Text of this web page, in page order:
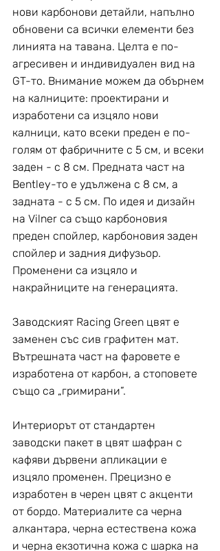
нови карбонови детайли, напълно
обновени са всички елементи без
линията на тавана. Целта е по-
агресивен и индивидуален вид на
GT-то. Внимание можем да обърнем
на калниците: проектирани и
изработени са изцяло нови
калници, като всеки преден е по-
голям от фабричните с 5 см, и всеки
заден - с 8 см. Предната част на
Bentley-то е удължена с 8 см, а
задната - с 5 см. По идея и дизайн
на Vilner са също карбоновия
преден спойлер, карбоновия заден
спойлер и задния дифузьор.
Променени са изцяло и
накрайниците на генерацията.
Заводският Racing Green цвят е
заменен със сив графитен мат.
Вътрешната част на фаровете е
изработена от карбон, а стоповете
също са „гримирани”.
Интериорът от стандартен
заводски пакет в цвят шафран с
кафяви дървени апликации е
изцяло променен. Прецизно е
изработен в черен цвят с акценти
от бордо. Материалите са черна
алкантара, черна естествена кожа
и черна екзотична кожа с шарка на